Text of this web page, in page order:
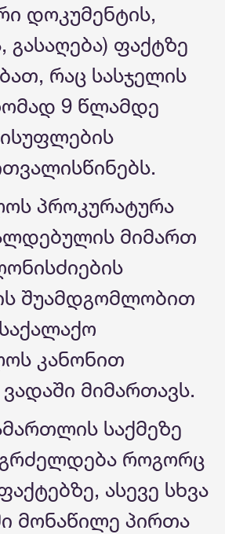
დოკუმენტის,
გასაღება) ფაქტზე
რაც სასჯელის
9 წლამდე
პროკურატურა
მიმართ
შუამდგომლობით
კანონით
მიმართავს.
საქმეზე
გრძელდება როგორც
ასევე სხვა
მონაწილე პირთა